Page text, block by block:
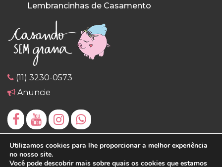
Lembrancinhas de Casamento
(11) 3230-0573
Anuncie
Utilizamos cookies para lhe proporcionar a melhor experiência
no nosso site.
Você pode descobrir mais sobre quais os cookies que estamos